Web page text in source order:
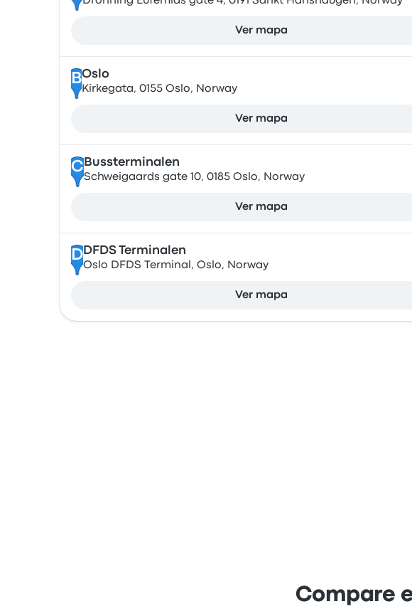
Ver mapa
BOslo
Kirkegata, 0155 Oslo, Norway
Ver mapa
CBussterminalen
Schweigaards gate 10, 0185 Oslo, Norway
Ver mapa
DDFDS Terminalen
Oslo DFDS Terminal, Oslo, Norway
Ver mapa
Compare